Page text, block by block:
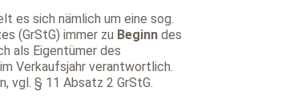
es sich nämlich um eine sog.
(GrStG) immer zu Beginn des
als Eigentümer des
Verkaufsjahr verantwortlich.
vgl. § 11 Absatz 2 GrStG.